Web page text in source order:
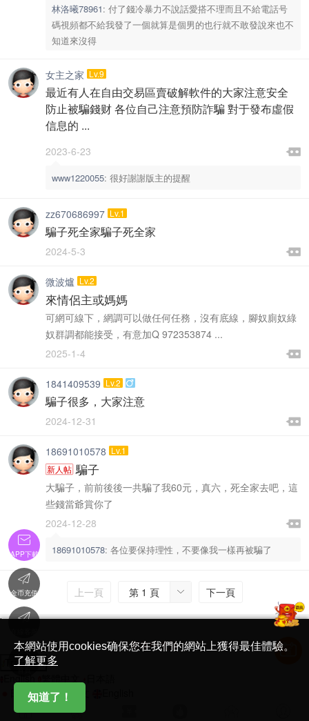
林洛曦78961: 付了錢冷暴力不說話愛搭不理而且不給電話号
碼視頻都不給我發了一個就算是個男的也行就不敢發說來也不
知道來沒得
女主之家 Lv.9
最近有人在自由交易區賣破解軟件的大家注意安全
防止被騙錢财 各位自己注意預防詐騙 對于發布虛假
信息的 ...

2023-6-23 
www1220055: 很好謝謝版主的提醒
zz670686997 Lv.1
騙子死全家騙子死全家

2024-5-3 
微波爐 Lv.2
來情侶主或媽媽
可網可線下，網調可以做任何任務，沒有底線，腳奴廁奴綠
奴群調都能接受，有意加Q 972353874 ...

2025-1-4 
1841409539 Lv.2 
騙子很多，大家注意

2024-12-31 
18691010578 Lv.1
新人帖 騙子
大騙子，前前後後一共騙了我60元，真六，死全家去吧，這
些錢當爺賞你了

2024-12-28 
18691010578: 各位要保持理性，不要像我一樣再被騙了
上一頁 
第 1 頁 下一頁
'
简体中文版
Translate
日本語
繁體中文
本網站使用cookies确保您在我們的網站上獲得最佳體驗。
了解更多
知道了！

APP下載

金币充值


 